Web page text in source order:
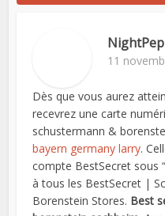
11
Dès que vous aurez
recevrez une carte
schustermann &
bayern germany larry.
compte BestSecret sous
à tous les BestSecret |
Borenstein Stores. Best